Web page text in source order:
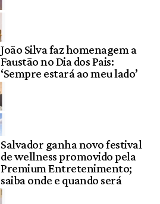
João Silva faz homenagem a
Faustão no Dia dos Pais:
‘Sempre estará ao meu lado’
Salvador ganha novo festival
de wellness promovido pela
Premium Entretenimento;
saiba onde e quando será